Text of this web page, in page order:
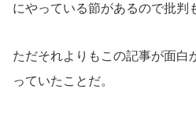
にやっている節があるので批判
ただそれよりもこの記事が面白
っていたことだ。